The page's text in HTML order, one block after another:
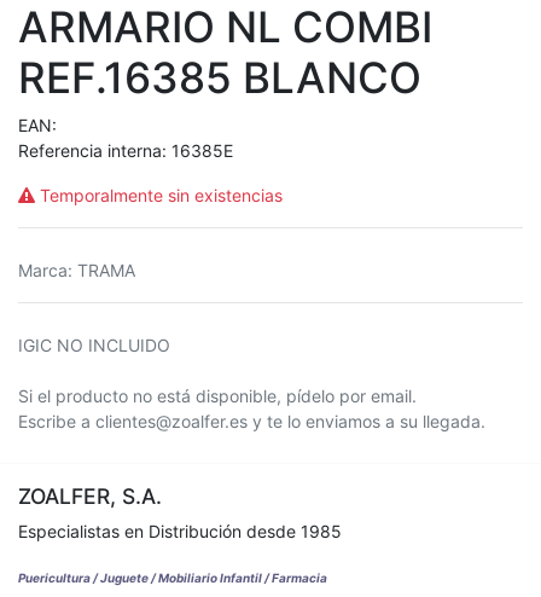
ARMARIO NL COMBI
REF.16385 BLANCO
EAN:
Referencia interna: 16385E
Temporalmente sin existencias
Marca: TRAMA
IGIC NO INCLUIDO
Si el producto no está disponible, pídelo por email.
Escribe a clientes@zoalfer.es y te lo enviamos a su llegada.
ZOALFER, S.A.
Especialistas en Distribución desde 1985
Puericultura / Juguete / Mobiliario Infantil / Farmacia